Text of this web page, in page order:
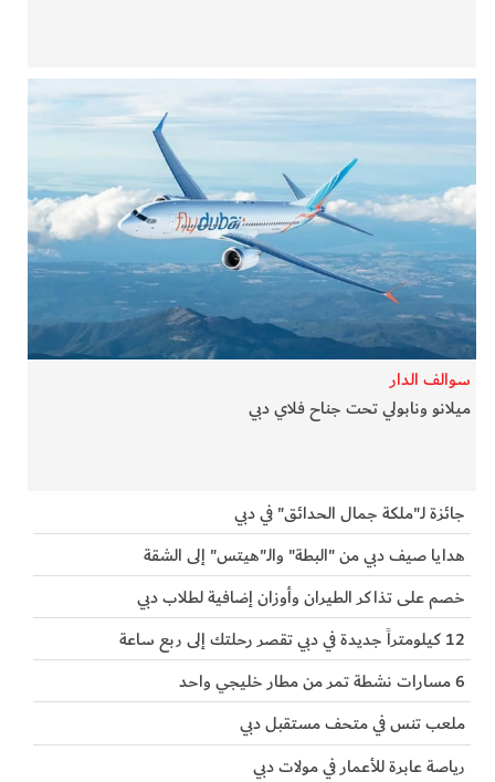
سوالف الدار
ميلانو ونابولي تحت جناح فلاي دبي
جائزة لـ"ملكة جمال الحدائق" في دبي
هدايا صيف دبي من "البطة" والـ"هيتس" إلى الشقة
خصم على تذاكر الطيران وأوزان إضافية لطلاب دبي
12 كيلومتراً جديدة في دبي تقصر رحلتك إلى ربع ساعة
6 مسارات نشطة تمر من مطار خليجي واحد
ملعب تنس في متحف مستقبل دبي
رياصة عابرة للأعمار في مولات دبي